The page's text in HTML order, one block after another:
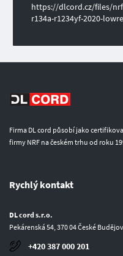
https://dlcord.cz/files/
r134a-r1234yf-2020-
Firma DL cord působí jako
firmy NRF na českém trhu od roku
Rychlý kontakt
DL cord s.r.o.
Pekárenská 54, 370 04 České
+420 387 000 201